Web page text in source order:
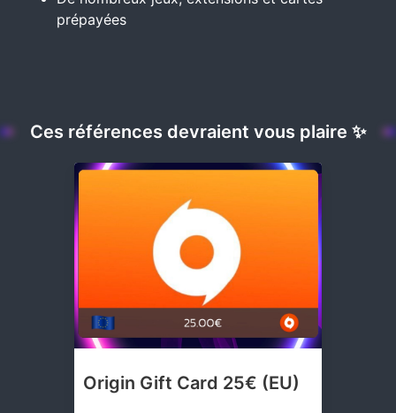
prépayées
Ces références devraient vous plaire ✨
Blizzard Gift Card 50€
(EU)